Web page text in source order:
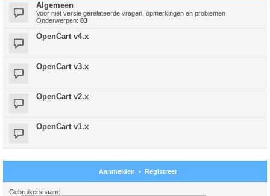
Algemeen
Voor niet versie gerelateerde vragen, opmerkingen en problemen
Onderwerpen: 83
OpenCart v4.x
OpenCart v3.x
OpenCart v2.x
OpenCart v1.x
Aanmelden • Registreer
Gebruikersnaam: